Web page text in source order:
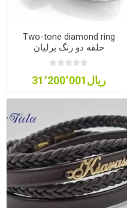
Two-tone diamond ring
حلقه دو رنگ برلیان
ریال31٬200٬001